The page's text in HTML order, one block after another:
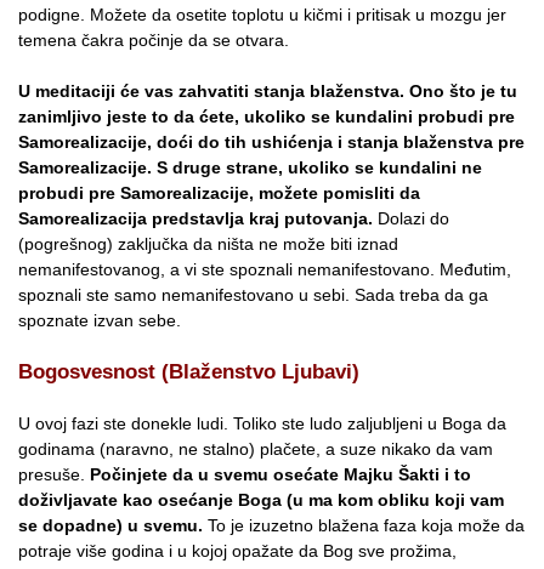
podigne. Možete da osetite toplotu u kičmi i pritisak u mozgu jer
temena čakra počinje da se otvara.
U meditaciji će vas zahvatiti stanja blaženstva. Ono što je tu
zanimljivo jeste to da ćete, ukoliko se kundalini probudi pre
Samorealizacije, doći do tih ushićenja i stanja blaženstva pre
Samorealizacije. S druge strane, ukoliko se kundalini ne
probudi pre Samorealizacije, možete pomisliti da
Samorealizacija predstavlja kraj putovanja. Dolazi do
(pogrešnog) zaključka da ništa ne može biti iznad
nemanifestovanog, a vi ste spoznali nemanifestovano. Međutim,
spoznali ste samo nemanifestovano u sebi. Sada treba da ga
spoznate izvan sebe.
Bogosvesnost (Blaženstvo Ljubavi)
U ovoj fazi ste donekle ludi. Toliko ste ludo zaljubljeni u Boga da
godinama (naravno, ne stalno) plačete, a suze nikako da vam
presuše. Počinjete da u svemu osećate Majku Šakti i to
doživljavate kao osećanje Boga (u ma kom obliku koji vam
se dopadne) u svemu. To je izuzetno blažena faza koja može da
potraje više godina i u kojoj opažate da Bog sve prožima,